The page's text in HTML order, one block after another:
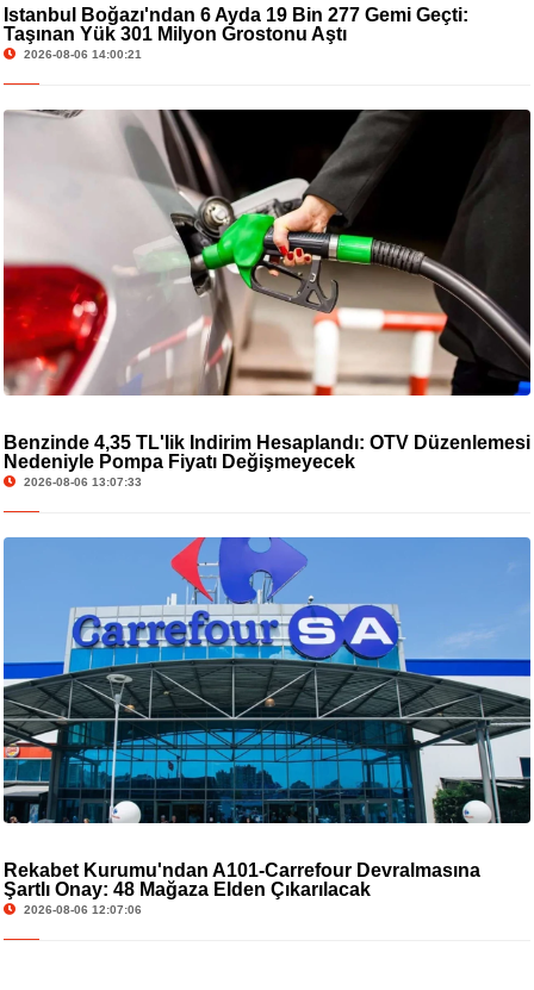
İstanbul Boğazı'ndan 6 Ayda 19 Bin 277 Gemi Geçti:
Taşınan Yük 301 Milyon Grostonu Aştı
2026-08-06 14:00:21
Benzinde 4,35 TL'lik İndirim Hesaplandı: ÖTV Düzenlemesi
Nedeniyle Pompa Fiyatı Değişmeyecek
2026-08-06 13:07:33
Rekabet Kurumu'ndan A101-Carrefour Devralmasına
Şartlı Onay: 48 Mağaza Elden Çıkarılacak
2026-08-06 12:07:06